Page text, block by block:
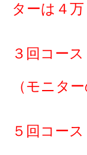
ターは４万
３回コー
（モニター
５回コー